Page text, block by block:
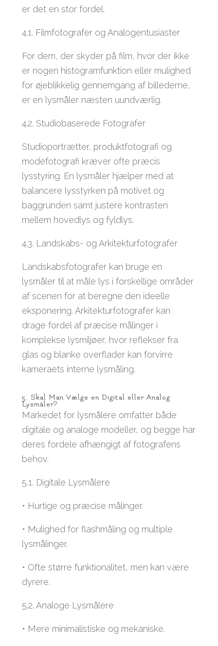
er det en stor fordel.
4.1. Filmfotografer og Analogentusiaster
For dem, der skyder på film, hvor der ikke
er nogen histogramfunktion eller mulighed
for øjeblikkelig gennemgang af billederne,
er en lysmåler næsten uundværlig.
4.2. Studiobaserede Fotografer
Studioportrætter, produktfotografi og
modefotografi kræver ofte præcis
lysstyring. En lysmåler hjælper med at
balancere lysstyrken på motivet og
baggrunden samt justere kontrasten
mellem hovedlys og fyldlys.
4.3. Landskabs- og Arkitekturfotografer
Landskabsfotografer kan bruge en
lysmåler til at måle lys i forskellige områder
af scenen for at beregne den ideelle
eksponering. Arkitekturfotografer kan
drage fordel af præcise målinger i
komplekse lysmiljøer, hvor reflekser fra
glas og blanke overflader kan forvirre
kameraets interne lysmåling.
5. Skal Man Vælge en Digital eller Analog
Lysmåler?
Markedet for lysmålere omfatter både
digitale og analoge modeller, og begge har
deres fordele afhængigt af fotografens
behov.
5.1. Digitale Lysmålere
• Hurtige og præcise målinger.
• Mulighed for flashmåling og multiple
lysmålinger.
• Ofte større funktionalitet, men kan være
dyrere.
5.2. Analoge Lysmålere
• Mere minimalistiske og mekaniske.